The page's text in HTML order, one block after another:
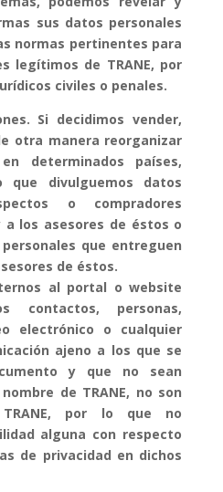
sus datos personales
normas pertinentes para
legítimos de TRANE, por
civiles o penales.
Si decidimos vender,
otra manera reorganizar
determinados países,
que divulguemos datos
o compradores
los asesores de éstos o
que entreguen
de éstos.
al portal o website
personas,
electrónico o cualquier
ajeno a los que se
y que no sean
de TRANE, no son
TRANE, por lo que no
alguna con respecto
de privacidad en dichos